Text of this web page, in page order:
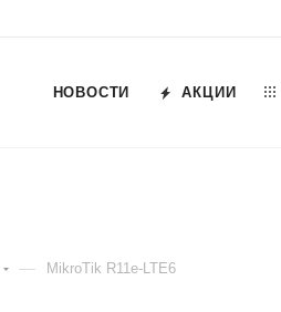
НОВОСТИ АКЦИИ
— MikroTik R11e-LTE6